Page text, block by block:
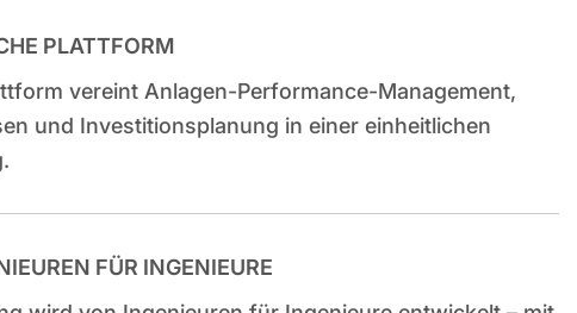
PLATTFORM
vereint Anlagen-Performance-Management,
und Investitionsplanung in einer einheitlichen
FÜR INGENIEURE